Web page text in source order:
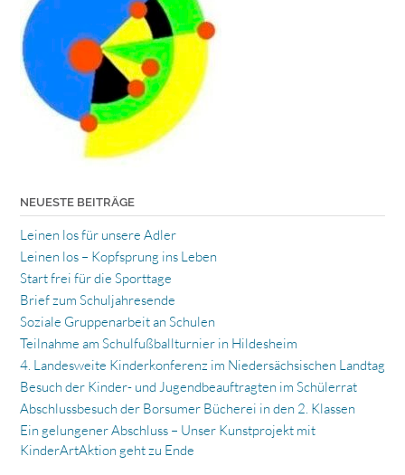
NEUESTE BEITRÄGE
Leinen los für unsere Adler
Leinen los – Kopfsprung ins Leben
Start frei für die Sporttage
Brief zum Schuljahresende
Soziale Gruppenarbeit an Schulen
Teilnahme am Schulfußballturnier in Hildesheim
4. Landesweite Kinderkonferenz im Niedersächsischen Landtag
Besuch der Kinder- und Jugendbeauftragten im Schülerrat
Abschlussbesuch der Borsumer Bücherei in den 2. Klassen
Ein gelungener Abschluss – Unser Kunstprojekt mit
KinderArtAktion geht zu Ende